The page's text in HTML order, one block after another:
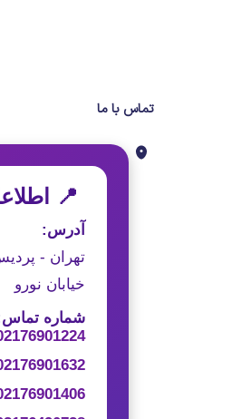
تماس با ما
📍
آدرس:
تهران -
خیابان نورو
شماره